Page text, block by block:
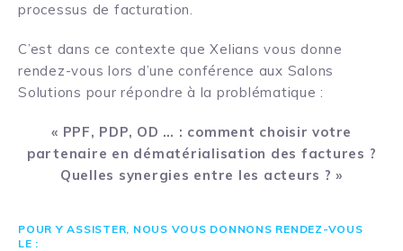
processus de facturation.
C’est dans ce contexte que Xelians vous donne
rendez-vous lors d’une conférence aux Salons
Solutions pour répondre à la problématique :
« PPF, PDP, OD … : comment choisir votre
partenaire en dématérialisation des factures ?
Quelles synergies entre les acteurs ? »
POUR Y ASSISTER, NOUS VOUS DONNONS RENDEZ-VOUS
LE :